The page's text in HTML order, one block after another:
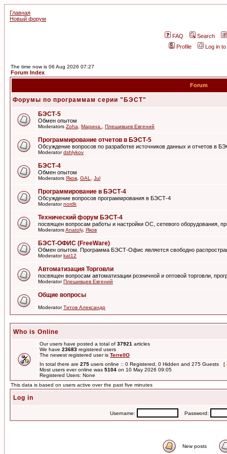
Главная
Новый форум
FAQ
Search
Profile
Log in
The time now is 06 Aug 2026 07:27
Forum Index
Forum
Форумы по программам серии "БЭСТ"
БЭСТ-5
Обмен опытом
Moderators Zoha Марина. Плешивцев Евгений
Программирование отчетов в БЭСТ-5
Обсуждение вопросов по разработке источников данных и отчетов в
Moderatordshlykov
БЭСТ-4
Обмен опытом
Moderators Яков GAL Jul
Программирование в БЭСТ-4
Обсуждение вопросов программрования в БЭСТ-4
Moderatornordk
Технический форум БЭСТ-4
посвящен вопросам работы и настройки ОС, сетевого оборудования,
ModeratorsAnatoly, Яков
БЭСТ-ОФИС (FreeWare)
Обмен опытом. Программа БЭСТ-Офис является свободно
Moderatorkat12
Автоматизация Торговли
посвящен вопросам автоматизации розничной и оптовой торговли,
ModeratorПлешивцев Евгений
Общие вопросы
ModeratorТитов Александр
Who is Online
Our users have posted a total of 37921 articles
We have 23683 registered users
The newest registered user is TerrellO
In total there are 275 users online :: 0 Registered, 0 Hidden and 275 Guests [
Most users ever online was 5104 on 10 May 2026 09:05
Registered Users: None
This data is based on users active over the past five minutes
Log in
Username: Password:
New posts